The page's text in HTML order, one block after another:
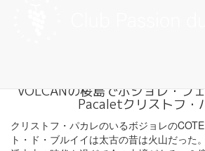
Skip
content
VOLCANの桜島でボジョレ・フ
Pacaletクリストフ・
クリストフ・パカレのいるボジョレの
ト・ド・ブルイイは太古の昔は火山だった。